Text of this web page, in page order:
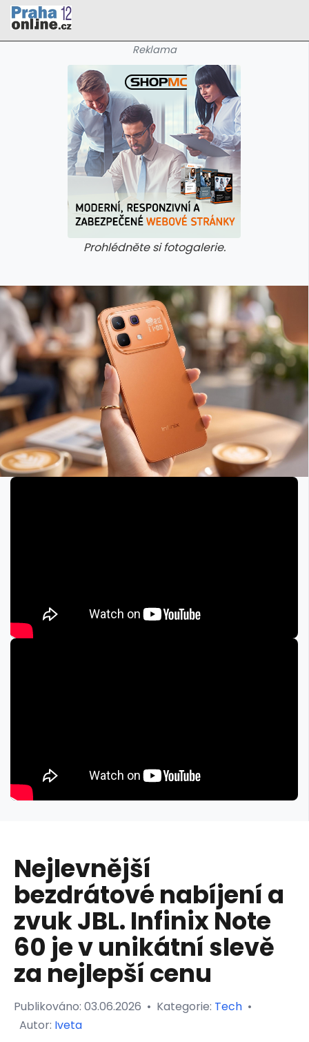
Reklama
Prohlédněte si fotogalerie.
Nejlevnější
bezdrátové nabíjení a
zvuk JBL. Infinix Note
60 je v unikátní slevě
za nejlepší cenu
Publikováno: 03.06.2026 • Kategorie: Tech •
Autor: Iveta